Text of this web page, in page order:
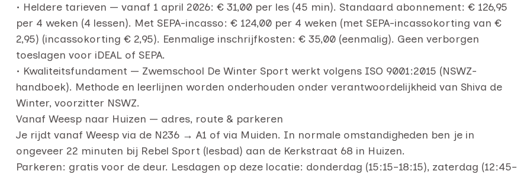
• Heldere tarieven — vanaf 1 april 2026: € 31,00 per les (45 min). Standaard abonnement: € 126,95
per 4 weken (4 lessen). Met SEPA-incasso: € 124,00 per 4 weken (met SEPA-incassokorting van €
2,95) (incassokorting € 2,95). Eenmalige inschrijfkosten: € 35,00 (eenmalig). Geen verborgen
toeslagen voor iDEAL of SEPA.
• Kwaliteitsfundament — Zwemschool De Winter Sport werkt volgens ISO 9001:2015 (NSWZ-
handboek). Methode en leerlijnen worden onderhouden onder verantwoordelijkheid van Shiva de
Winter, voorzitter NSWZ.
Vanaf Weesp naar Huizen — adres, route & parkeren
Je rijdt vanaf Weesp via de N236 → A1 of via Muiden. In normale omstandigheden ben je in
ongeveer 22 minuten bij Rebel Sport (lesbad) aan de Kerkstraat 68 in Huizen.
Parkeren: gratis voor de deur. Lesdagen op deze locatie: donderdag (15:15–18:15), zaterdag (12:45–